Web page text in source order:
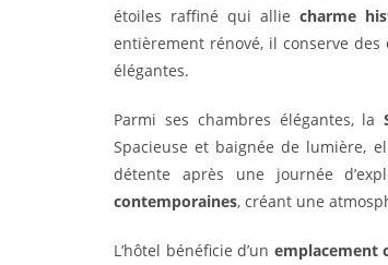
étoiles raffiné qui allie charme
entièrement rénové, il conserve
élégantes.
Parmi ses chambres élégantes, la
Spacieuse et baignée de lumière,
détente après une journée
contemporaines, créant une
L’hôtel bénéficie d’un emplacement